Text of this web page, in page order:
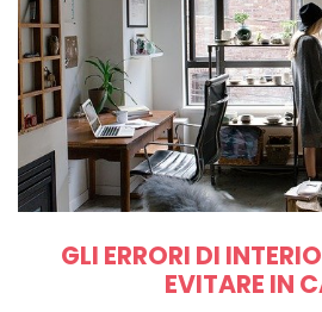
GLI ERRORI DI
EVITARE IN